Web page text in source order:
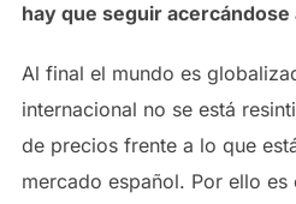
hay que seguir
Al final el mundo es
internacional no se está
de precios frente a lo que
mercado español. Por ello